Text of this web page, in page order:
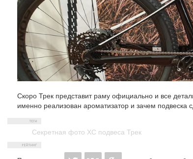
Скоро Трек представит раму официально и все
именно реализован ароматизатор и зачем подвеска
Секретная фото ХС подвеса Трек